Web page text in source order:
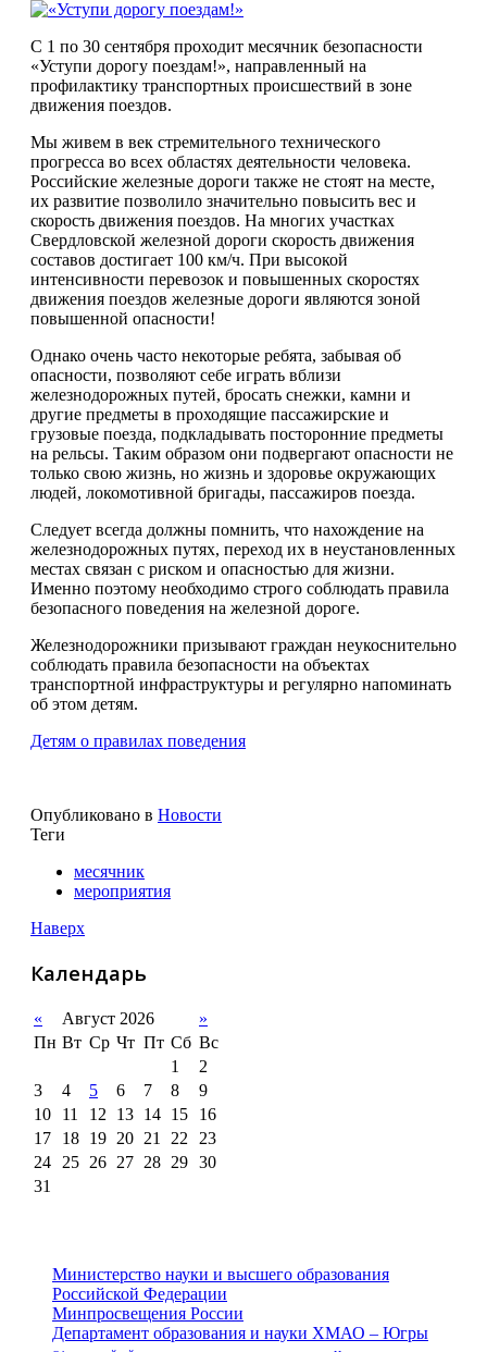
С 1 по 30 сентября проходит месячник безопасности
«Уступи дорогу поездам!», направленный на
профилактику транспортных происшествий в зоне
движения поездов.
Мы живем в век стремительного технического
прогресса во всех областях деятельности человека.
Российские железные дороги также не стоят на месте,
их развитие позволило значительно повысить вес и
скорость движения поездов. На многих участках
Свердловской железной дороги скорость движения
составов достигает 100 км/ч. При высокой
интенсивности перевозок и повышенных скоростях
движения поездов железные дороги являются зоной
повышенной опасности!
Однако очень часто некоторые ребята, забывая об
опасности, позволяют себе играть вблизи
железнодорожных путей, бросать снежки, камни и
другие предметы в проходящие пассажирские и
грузовые поезда, подкладывать посторонние предметы
на рельсы. Таким образом они подвергают опасности не
только свою жизнь, но жизнь и здоровье окружающих
людей, локомотивной бригады, пассажиров поезда.
Следует всегда должны помнить, что нахождение на
железнодорожных путях, переход их в неустановленных
местах связан с риском и опасностью для жизни.
Именно поэтому необходимо строго соблюдать правила
безопасного поведения на железной дороге.
Железнодорожники призывают граждан неукоснительно
соблюдать правила безопасности на объектах
транспортной инфраструктуры и регулярно напоминать
об этом детям.
Детям о правилах поведения
Опубликовано в Новости
Теги
месячник
мероприятия
Наверх
Календарь
« Август 2026
»
Пн Вт Ср Чт Пт Сб Вс
1
2
3
4 5 6 7 8
9
10
11 12 13 14 15
16
17
18 19 20 21 22
23
24
25 26 27 28 29 30
31
Министерство науки и высшего образования
Российской Федерации
Минпросвещения России
Департамент образования и науки ХМАО – Югры